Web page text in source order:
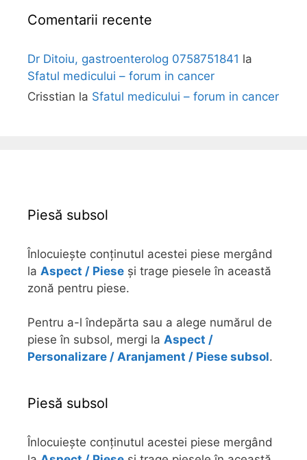
Comentarii recente
Dr Ditoiu, gastroenterolog 0758751841 la
Sfatul medicului – forum in cancer
Crisstian la Sfatul medicului – forum in cancer
Piesă subsol
Înlocuiește conținutul acestei piese mergând
la Aspect / Piese și trage piesele în această
zonă pentru piese.
Pentru a-l îndepărta sau a alege numărul de
piese în subsol, mergi la Aspect /
Personalizare / Aranjament / Piese subsol.
Piesă subsol
Înlocuiește conținutul acestei piese mergând